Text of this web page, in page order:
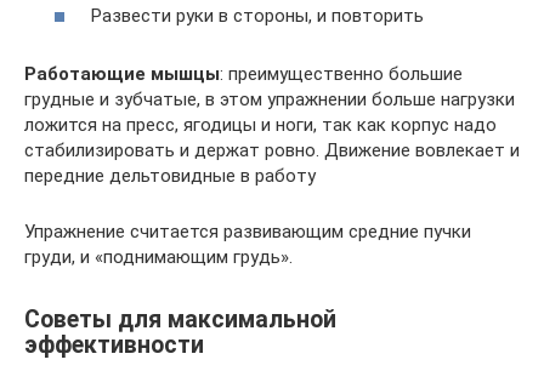
Развести руки в стороны, и повторить
Работающие мышцы: преимущественно большие
грудные и зубчатые, в этом упражнении больше нагрузки
ложится на пресс, ягодицы и ноги, так как корпус надо
стабилизировать и держат ровно. Движение вовлекает и
передние дельтовидные в работу
Упражнение считается развивающим средние пучки
груди, и «поднимающим грудь».
Советы для максимальной
эффективности